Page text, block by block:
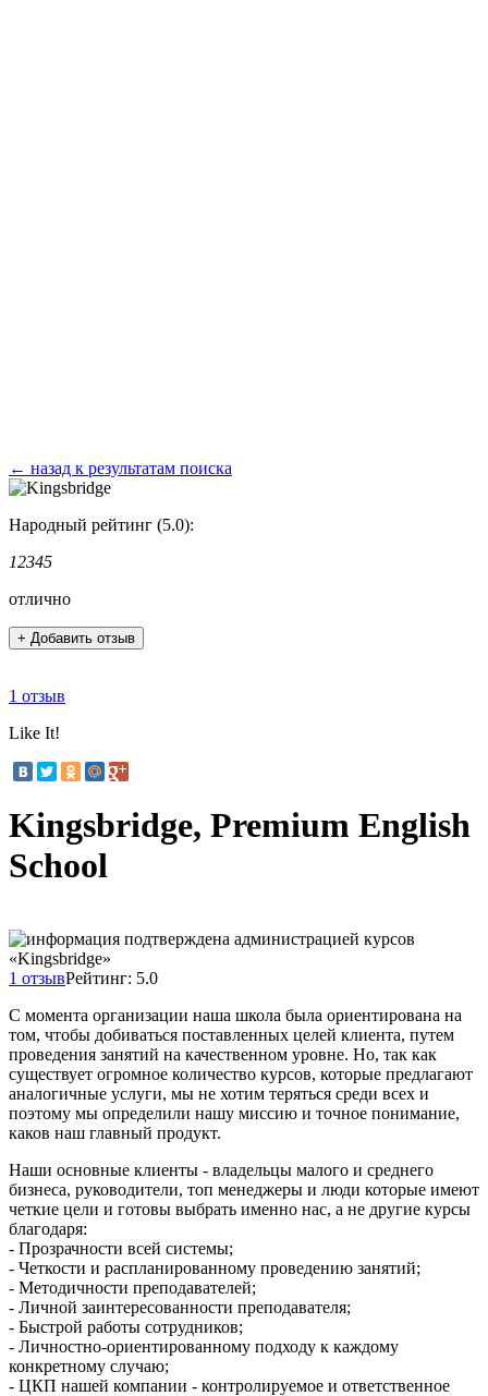
← назад к результатам поиска
Народный рейтинг (5.0):
12345
отлично
+ Добавить отзыв
1 отзыв
Like It!
Kingsbridge, Premium English
School
1 отзывРейтинг: 5.0
С момента организации наша школа была ориентирована на
том, чтобы добиваться поставленных целей клиента, путем
проведения занятий на качественном уровне. Но, так как
существует огромное количество курсов, которые предлагают
аналогичные услуги, мы не хотим теряться среди всех и
поэтому мы определили нашу миссию и точное понимание,
каков наш главный продукт.
Наши основные клиенты - владельцы малого и среднего
бизнеса, руководители, топ менеджеры и люди которые имеют
четкие цели и готовы выбрать именно нас, а не другие курсы
благодаря:
- Прозрачности всей системы;
- Четкости и распланированному проведению занятий;
- Методичности преподавателей;
- Личной заинтересованности преподавателя;
- Быстрой работы сотрудников;
- Личностно-ориентированному подходу к каждому
конкретному случаю;
- ЦКП нашей компании - контролируемое и ответственное